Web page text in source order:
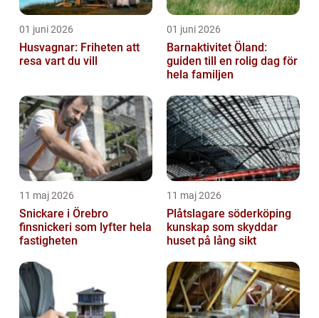
01 juni 2026
Husvagnar: Friheten att
resa vart du vill
01 juni 2026
Barnaktivitet Öland:
guiden till en rolig dag för
hela familjen
11 maj 2026
Snickare i Örebro
finsnickeri som lyfter hela
fastigheten
11 maj 2026
Plåtslagare söderköping
kunskap som skyddar
huset på lång sikt